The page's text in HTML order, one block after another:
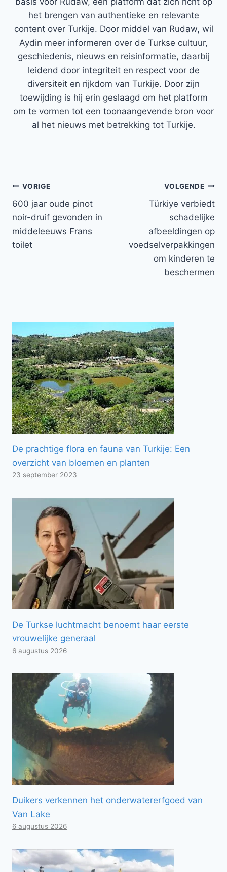
het brengen van authentieke en relevante
content over Turkije. Door middel van Rudaw, wil
Aydin meer informeren over de Turkse cultuur,
geschiedenis, nieuws en reisinformatie, daarbij
leidend door integriteit en respect voor de
diversiteit en rijkdom van Turkije. Door zijn
toewijding is hij erin geslaagd om het platform
om te vormen tot een toonaangevende bron voor
al het nieuws met betrekking tot Turkije.
Bericht
navigatie
VORIGE
600 jaar oude pinot
noir-druif gevonden in
middeleeuws Frans
toilet
VOLGENDE
Türkiye verbiedt
schadelijke
afbeeldingen op
voedselverpakkingen
om kinderen te
beschermen
De prachtige flora en fauna van Turkije: Een
overzicht van bloemen en planten
23 september 2023
De Turkse luchtmacht benoemt haar eerste
vrouwelijke generaal
6 augustus 2026
Duikers verkennen het onderwatererfgoed van
Van Lake
6 augustus 2026